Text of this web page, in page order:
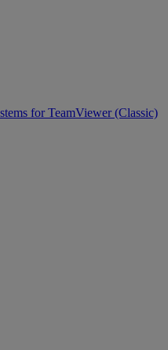
for TeamViewer (Classic)